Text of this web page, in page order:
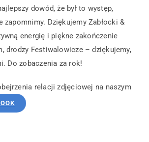
dowód, że był to występ,
zapomnimy. Dziękujemy Zabłocki &
energię i piękne zakończenie
drodzy Festiwalowicze – dziękujemy,
Do zobaczenia za rok!
relacji zdjęciowej na naszym